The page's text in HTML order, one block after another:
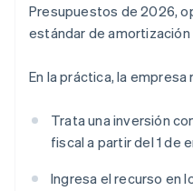
Presupuestos de 2026,
estándar de amortización
En la práctica, la empresa
Trata una inversión
fiscal a partir del 1 de
Ingresa el recurso en